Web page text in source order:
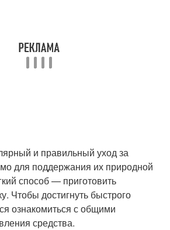
и правильный уход за
для поддержания их природной
способ — приготовить
Чтобы достигнуть быстрого
ознакомиться с общими
средства.